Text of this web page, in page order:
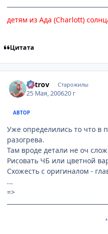
детям из Ада (Charlott)
Цитата
Vetrov Старожилы
25 Мая, 200620 г
АВТОР
Уже определились то что в
разогрева.
Там вроде детали не оч
Рисовать ЧБ или цветной
Схожесть с оригиналом -
...
=>